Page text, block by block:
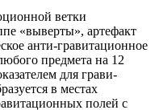
ветки
«выверты», артефакт
анти-гравитационное
предмета на 12
для грави-
в местах
полей с